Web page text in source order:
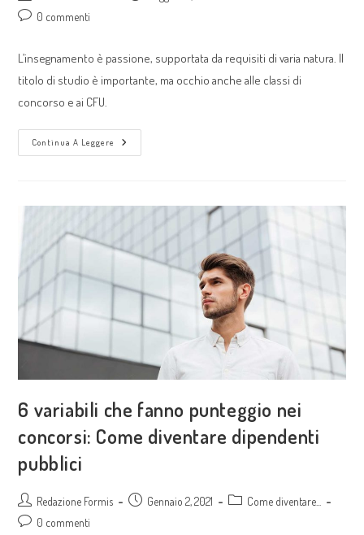
0 commenti
L’insegnamento è passione, supportata da requisiti di varia natura. Il
titolo di studio è importante, ma occhio anche alle classi di
concorso e ai CFU.
Continua A Leggere
6 variabili che fanno punteggio nei
concorsi: Come diventare dipendenti
pubblici
Redazione Formis Gennaio 2, 2021
Come diventare...
0 commenti